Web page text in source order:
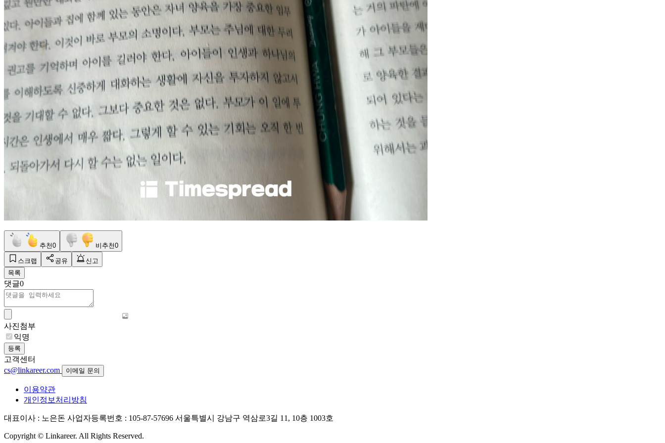
추천0 비추천0
스크랩 공유
신고
목록
댓글0
사진첨부
익명
등록
고객센터
cs@linkareer.com
이메일 문의
이용약관
개인정보처리방침
대표이사 : 노은돈 사업자등록번호 : 105-87-57696 서울특별시 강남구 역삼로3길 11, 10층 1003호
Copyright © Linkareer. All Rights Reserved.